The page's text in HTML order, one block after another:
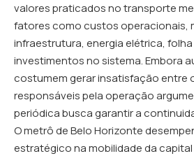
valores praticados no transporte
fatores como custos operacionais,
infraestrutura, energia elétrica,
investimentos no sistema. Embora
costumem gerar insatisfação entre
responsáveis pela operação
periódica busca garantir a
O metrô de Belo Horizonte
estratégico na mobilidade da